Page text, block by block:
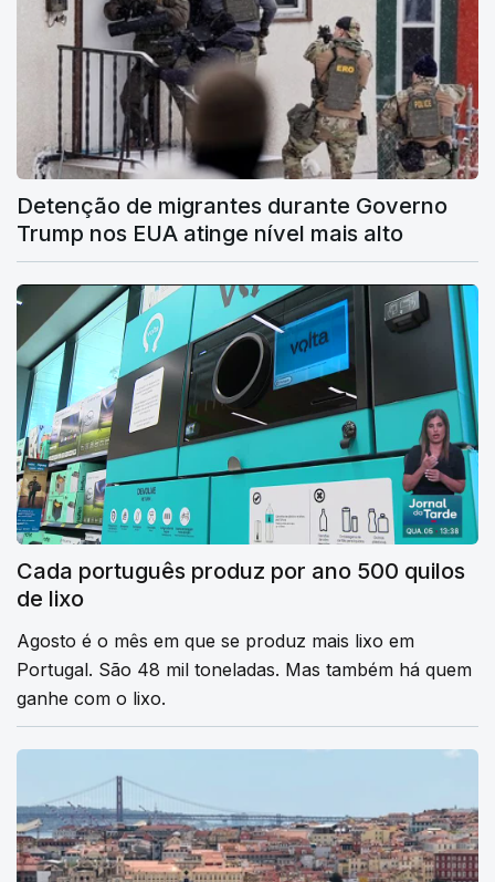
Detenção de migrantes durante Governo
Trump nos EUA atinge nível mais alto
Cada português produz por ano 500 quilos
de lixo
Agosto é o mês em que se produz mais lixo em
Portugal. São 48 mil toneladas. Mas também há quem
ganhe com o lixo.